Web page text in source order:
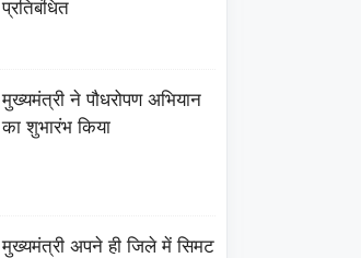
प्रतिबंधित
मुख्यमंत्री ने पौधरोपण अभियान
का शुभारंभ किया
मुख्यमंत्री अपने ही जिले में सिमट